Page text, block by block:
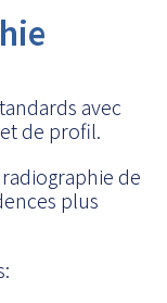
avec
de profil.
de
plus